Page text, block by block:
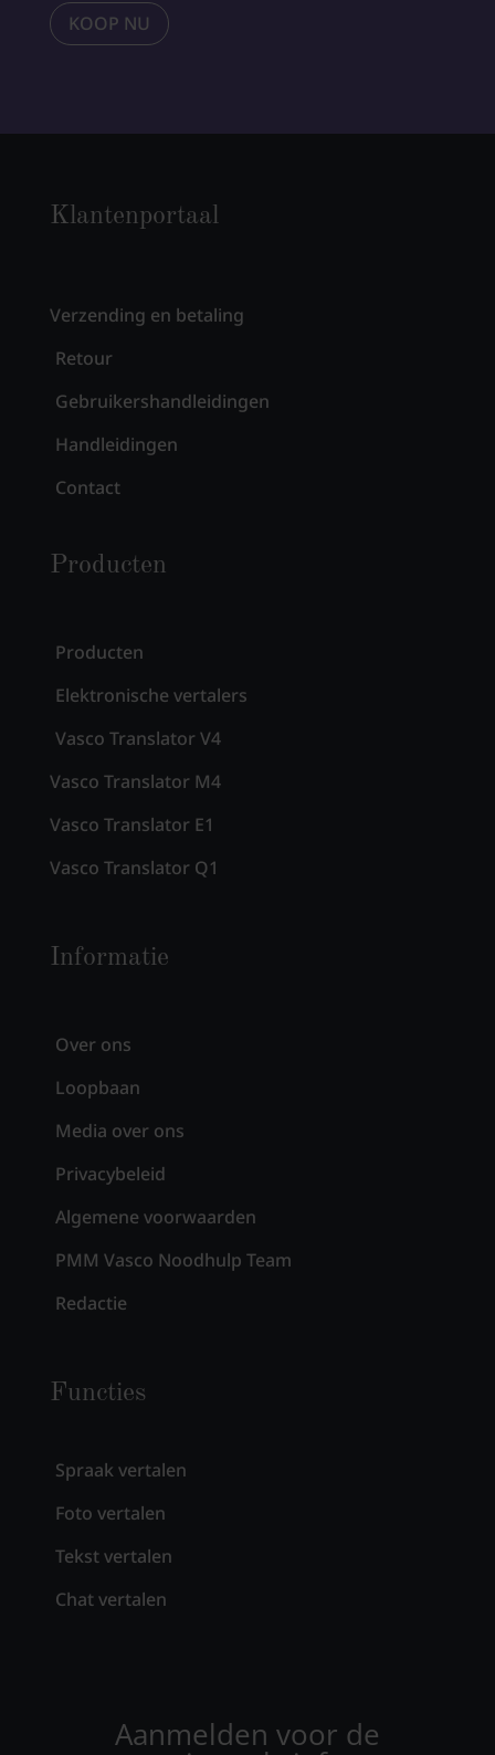
KOOP NU
Klantenportaal
Verzending en betaling
Retour
Gebruikershandleidingen
Handleidingen
Contact
Producten
Producten
Elektronische vertalers
Vasco Translator V4
Vasco Translator M4
Vasco Translator E1
Vasco Translator Q1
Informatie
Over ons
Loopbaan
Media over ons
Privacybeleid
Algemene voorwaarden
PMM Vasco Noodhulp Team
Redactie
Functies
Spraak vertalen
Foto vertalen
Tekst vertalen
Chat vertalen
Aanmelden voor de